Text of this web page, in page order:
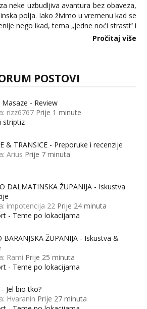
neke uzbudljiva avantura bez obaveza,
polja. Iako živimo u vremenu kad se
nego ikad, tema „jedne noći strasti“ i
Što zapravo misle žene, a što
Pročitaj više
POSTOVI
- Review
rizz6767 Prije 1 minute
striptiz
& TRANSICE - Preporuke i recenzije
Arius Prije 7 minuta
DALMATINSKA ŽUPANIJA - Iskustva
impotencija 22 Prije 24 minuta
- Teme po lokacijama
BARANJSKA ŽUPANIJA - Iskustva &
Rami Prije 25 minuta
- Teme po lokacijama
- Jel bio tko?
Hvaranin Prije 27 minuta